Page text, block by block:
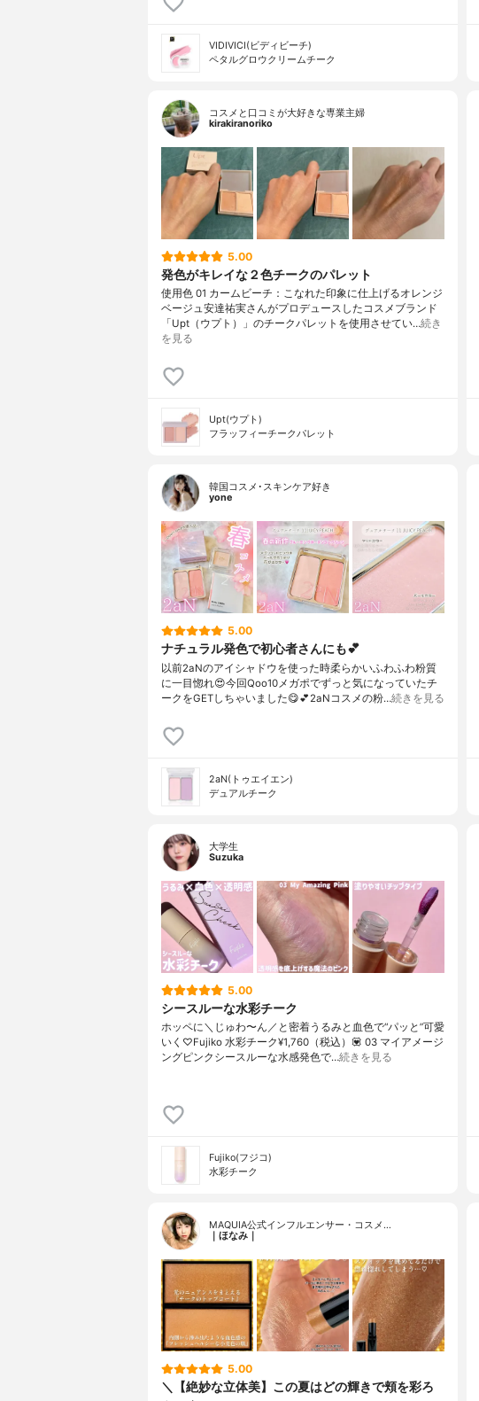
VIDIVICI(ビディビーチ)
ペタルグロウクリームチーク
コスメと口コミが大好きな専業主婦
kirakiranoriko
5.00
発色がキレイな２色チークのパレット
使用色 01 カームビーチ：こなれた印象に仕上げるオレンジ
ベージュ安達祐実さんがプロデュースしたコスメブランド
「Upt（ウプト）」のチークパレットを使用させてい…続き
を見る
Upt(ウプト)
フラッフィーチークパレット
韓国コスメ･スキンケア好き
yone
5.00
ナチュラル発色で初心者さんにも💕
以前2aNのアイシャドウを使った時柔らかいふわふわ粉質
に一目惚れ😍⁡今回Qoo10メガポでずっと気になっていたチ
ークをGETしちゃいました😋💕⁡2aNコスメの粉…続きを見る
2aN(トゥエイエン)
デュアルチーク
大学生
Suzuka
5.00
シースルーな水彩チーク
ホッペに＼じゅわ〜ん／と密着うるみと血色で“パッと”可愛
いく♡Fujiko 水彩チーク¥1,760（税込）💟 03 マイアメージ
ングピンクシースルーな水感発色で…続きを見る
Fujiko(フジコ)
水彩チーク
MAQUIA公式インフルエンサー・コスメ…
｜ほなみ｜
5.00
＼【絶妙な立体美】この夏はどの輝きで頬を彩ろ